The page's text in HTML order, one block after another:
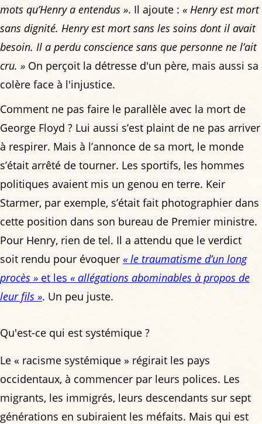
mots qu’Henry a entendus ». Il ajoute : « Henry est mort
sans dignité. Henry est mort sans les soins dont il avait
besoin. Il a perdu conscience sans que personne ne l’ait
cru. » On perçoit la détresse d'un père, mais aussi sa
colère face à l'injustice.
Comment ne pas faire le parallèle avec la mort de
George Floyd ? Lui aussi s’est plaint de ne pas arriver
à respirer. Mais à l’annonce de sa mort, le monde
s’était arrêté de tourner. Les sportifs, les hommes
politiques avaient mis un genou en terre. Keir
Starmer, par exemple, s’était fait photographier dans
cette position dans son bureau de Premier ministre.
Pour Henry, rien de tel. Il a attendu que le verdict
soit rendu pour évoquer « le traumatisme d’un long
procès » et les « allégations abominables à propos de
leur fils ». Un peu juste.
Qu'est-ce qui est systémique ?
Le « racisme systémique » régirait les pays
occidentaux, à commencer par leurs polices. Les
migrants, les immigrés, leurs descendants sur sept
générations en subiraient les méfaits. Mais qui est